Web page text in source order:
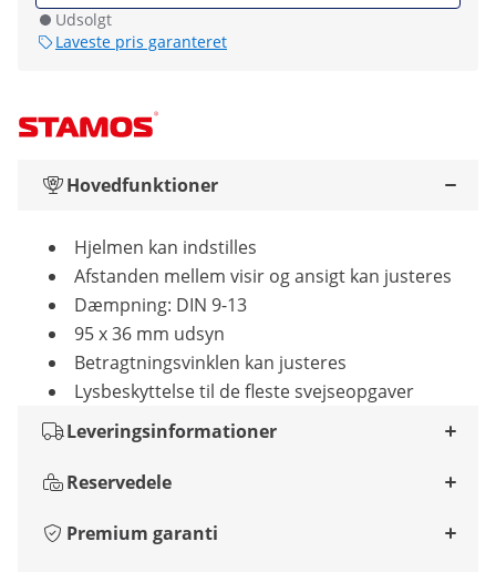
Udsolgt
Laveste pris garanteret
Hovedfunktioner
Hjelmen kan indstilles
Afstanden mellem visir og ansigt kan justeres
Dæmpning: DIN 9-13
95 x 36 mm udsyn
Betragtningsvinklen kan justeres
Lysbeskyttelse til de fleste svejseopgaver
Leveringsinformationer
Reservedele
Premium garanti